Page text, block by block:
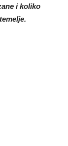
i koliko